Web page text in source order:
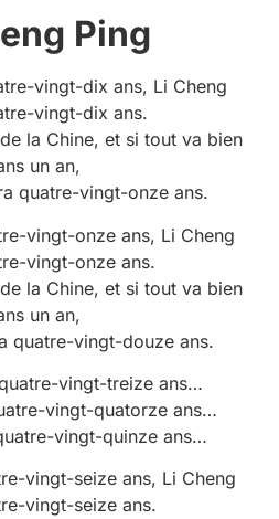
Ping
vingt-dix ans, Li Cheng
vingt-dix ans.
la Chine, et si tout va bien
un an,
quatre-vingt-onze ans.
vingt-onze ans, Li Cheng
vingt-onze ans.
la Chine, et si tout va bien
un an,
quatre-vingt-douze ans.
vingt-treize ans…
vingt-quatorze ans…
vingt-quinze ans…
vingt-seize ans, Li Cheng
vingt-seize ans.